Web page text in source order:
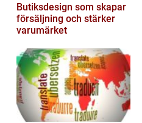
Butiksdesign som skapar
försäljning och stärker
varumärket